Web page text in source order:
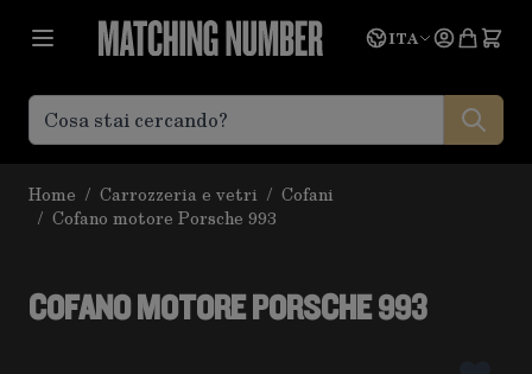
Lingua
ITA
Home / Carrozzeria e vetri / Cofani
/ Cofano motore Porsche 993
COFANO MOTORE PORSCHE 993